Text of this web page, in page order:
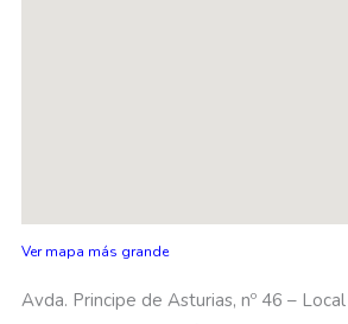
Ver mapa más grande
Avda. Principe de Asturias, nº 46 –